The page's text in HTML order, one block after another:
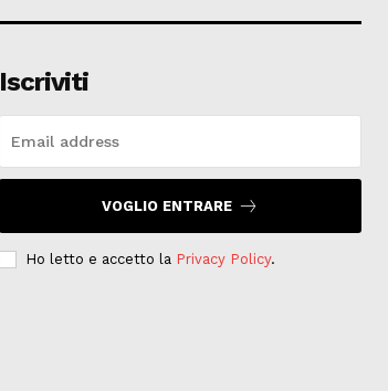
Iscriviti
VOGLIO ENTRARE
Ho letto e accetto la Privacy Policy.